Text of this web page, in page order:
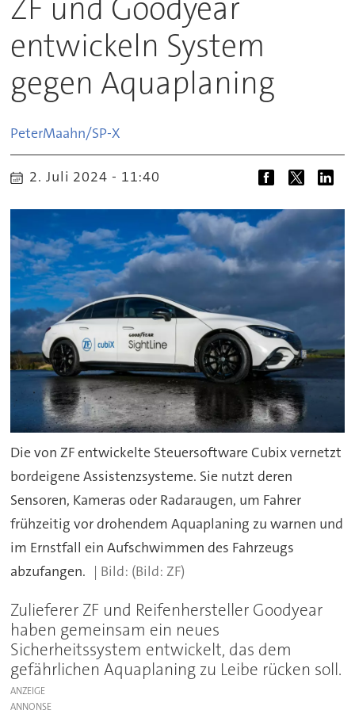
ZF und Goodyear
entwickeln System
gegen Aquaplaning
PeterMaahn/SP-X
2. Juli 2024 - 11:40
Die von ZF entwickelte Steuersoftware Cubix vernetzt
bordeigene Assistenzsysteme. Sie nutzt deren
Sensoren, Kameras oder Radaraugen, um Fahrer
frühzeitig vor drohendem Aquaplaning zu warnen und
im Ernstfall ein Aufschwimmen des Fahrzeugs
abzufangen.
(Bild: ZF)
Zulieferer ZF und Reifenhersteller Goodyear
haben gemeinsam ein neues
Sicherheitssystem entwickelt, das dem
gefährlichen Aquaplaning zu Leibe rücken soll.
ANZEIGE